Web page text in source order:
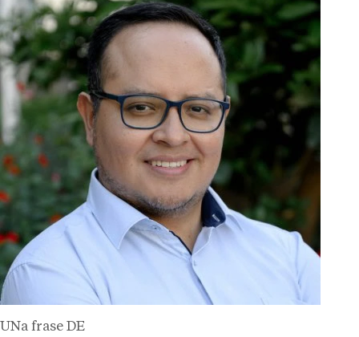
UNa frase DE